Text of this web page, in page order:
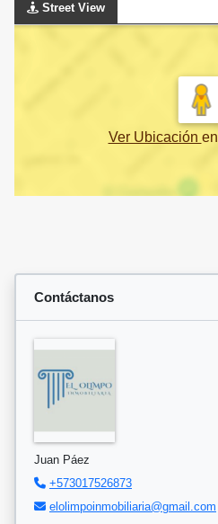
Street View
Ver Ubicación en
Contáctanos
Juan Páez
+573017526873
elolimpoinmobiliaria@gmail.com